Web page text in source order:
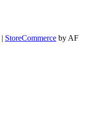
StoreCommerce by AF